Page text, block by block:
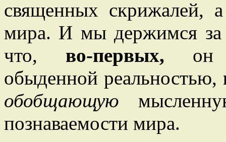
священных скрижалей,
мира. И мы держимся
что, во-первых, он
обыденной реальностью,
обобщающую
познаваемости мира.